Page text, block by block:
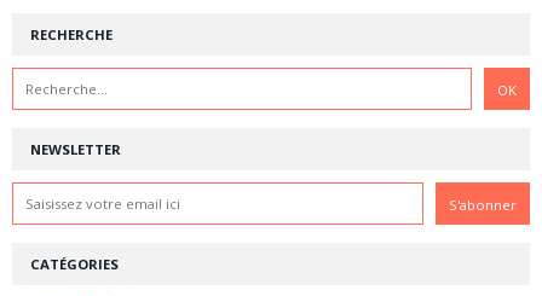
NEWSLETTER
RECHERCHE
CATÉGORIES